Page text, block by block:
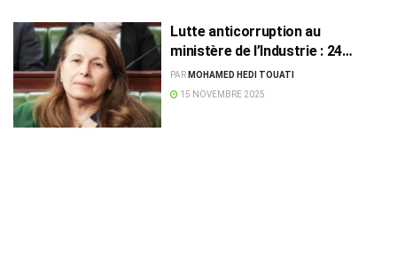
Lutte anticorruption au
ministère de l’Industrie : 24
dossiers envoyés à la justice
PAR MOHAMED HEDI TOUATI
15 NOVEMBRE 2025